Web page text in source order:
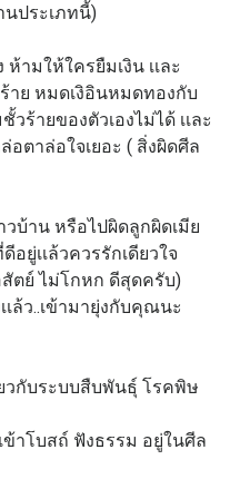
ประเภทนี้)
ห้ามให้ใครยืมเงิน เเละ
ร้าย หมดเงิอินหมดทองกับ
ร้ายของตัวเองไม่ได้ เเละ
อตาล่อใจเยอะ ( สิ่งผิดศีล
วบ้าน หรือไปผิดลูกผิดเมีย
ยู่เเล้วควรรักเดียวใจ
ตย์ ไม่โกหก ดีสุดครับ)
เล้ว..เข้ามายุ่งกับคุณนะ
วกับระบบสืบพันธุ์ โรคพิษ
ข้าโบสถ์ ฟังธรรม อยู่ในศีล